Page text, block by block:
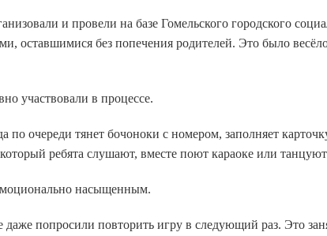
и провели на базе Гомельского городского
оставшимися без попечения родителей. Это было
участвовали в процессе.
по очереди тянет бочоноки с номером, заполняет
ребята слушают, вместе поют караоке или
насыщенным.
даже попросили повторить игру в следующий раз. Это